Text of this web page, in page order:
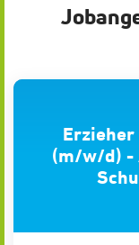
(m/w/d) -